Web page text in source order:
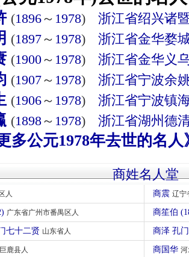
(1896～ 1978) 浙江省绍兴诸
(1897～ 1978) 浙江省金华婺
(1900～ 1978) 浙江省金华义
(1907～ 1978) 浙江省宁波余
(1906～ 1978) 浙江省宁波镇
(1898～ 1978) 浙江省湖州 德
多公元1978年去世的名人
商姓名人堂
人 商震 辽宁
广东省广州市番禺区人 商笙伯
七十二贤 山东省人 商泽 孔
鹿县人 商国华